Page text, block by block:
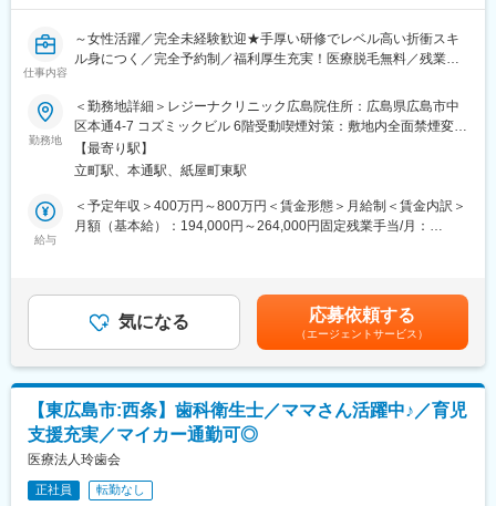
▼コンテンツの編集・管理
デザインソフト『Canva』を使って編集し、SNSに投稿。フォー
マットがあるので、凝った編集経験がなくても安心です！
＜投稿頻度＞
・X(旧Twitter)：毎日投稿
・ライブ配信：週に1回
※顔出し配信をすることもございます。予めご了承のほど、よろし
くお願いします
▼ご入社後に「推進」「企画・クリエイティブ」「分析」チーム
のいずれかに所属していただき、各チームと連携しながら上記の
◆教育体制
▼オリエンテーション
入職後は、当院の特徴や美容医療の基礎知識をレクチャー。
▼マンツーマン指導
先輩が教育担当となり、業務に必要な知識を指導。画像編集のノ
ウハウもイチから学べます。
▼独り立ち
未経験の場合、入職2～3ヶ月ほどで一通りの業務を手がけられる
想定です。
仕事内容
～女性活躍／完全未経験歓迎★手厚い研修でレベル高い折衝スキ
ル身につく／完全予約制／福利厚生充実！医療脱毛無料／残業月
【はじめに】
美容皮膚科「レジーナクリニック」にてカウンセリングや受付業
務をお任せします。
当社では「接遇」を大切にしており、社員教育に非常に力を入れ
ています。
そのため、完全未経験の方も安心できる環境の中で、顧客折衝力
【業務内容】
カウンセリング1日5名前後・1名につき90分程度です。
＼当社で働く魅力／
★手厚い教育体制
本社にて1か月の集合研修で座学、ロープレ等を実施いたします。
その後、店舗にて1ヶ月間、事務作業やカウンセリングのOJTを実
勤務地
＜勤務地詳細＞レジーナクリニック広島院住所：広島県広島市中
区本通4-7 コズミックビル 6階受動喫煙対策：敷地内全面禁煙変更
の範囲：会社の定める事業所
【最寄り駅】
立町駅、本通駅、紙屋町東駅
給与
＜予定年収＞400万円～800万円＜賃金形態＞月給制＜賃金内訳＞
月額（基本給）：194,000円～264,000円固定残業手当/月：
与：年2回（成果インセンティブとして支給。※平均200万円）◆
想定年収：・初年度…500万円（月額28万円+インセンティブ150
万円前後）初年度インセンティブ400万円以上の実績あり・3年目
教育職…700万円（月額33万円+インセンティブ300万円前後）賃
金はあくまでも目安の金額であり、選考を通じて上下する可能性
があります。月給(月額)は固定手当を含めた表記です。
気になる 応募依頼する
（エージェントサービス）
【東広島市:西条】歯科衛生士／ママさん活躍中♪／育児
支援充実／マイカー通勤可◎
医療法人玲歯会
正社員 転勤なし